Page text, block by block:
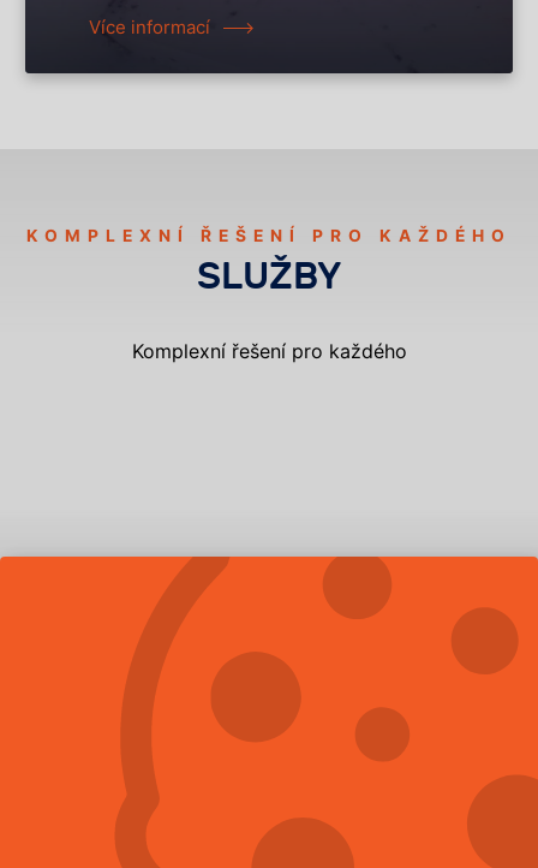
Více informací
KOMPLEXNÍ ŘEŠENÍ PRO KAŽDÉHO
SLUŽBY
Komplexní řešení pro každého
NEJČASTĚJI ŘEŠÍME
NEJVÍCE POPTÁVANÉ
SLUŽBY
Hubení štěnic